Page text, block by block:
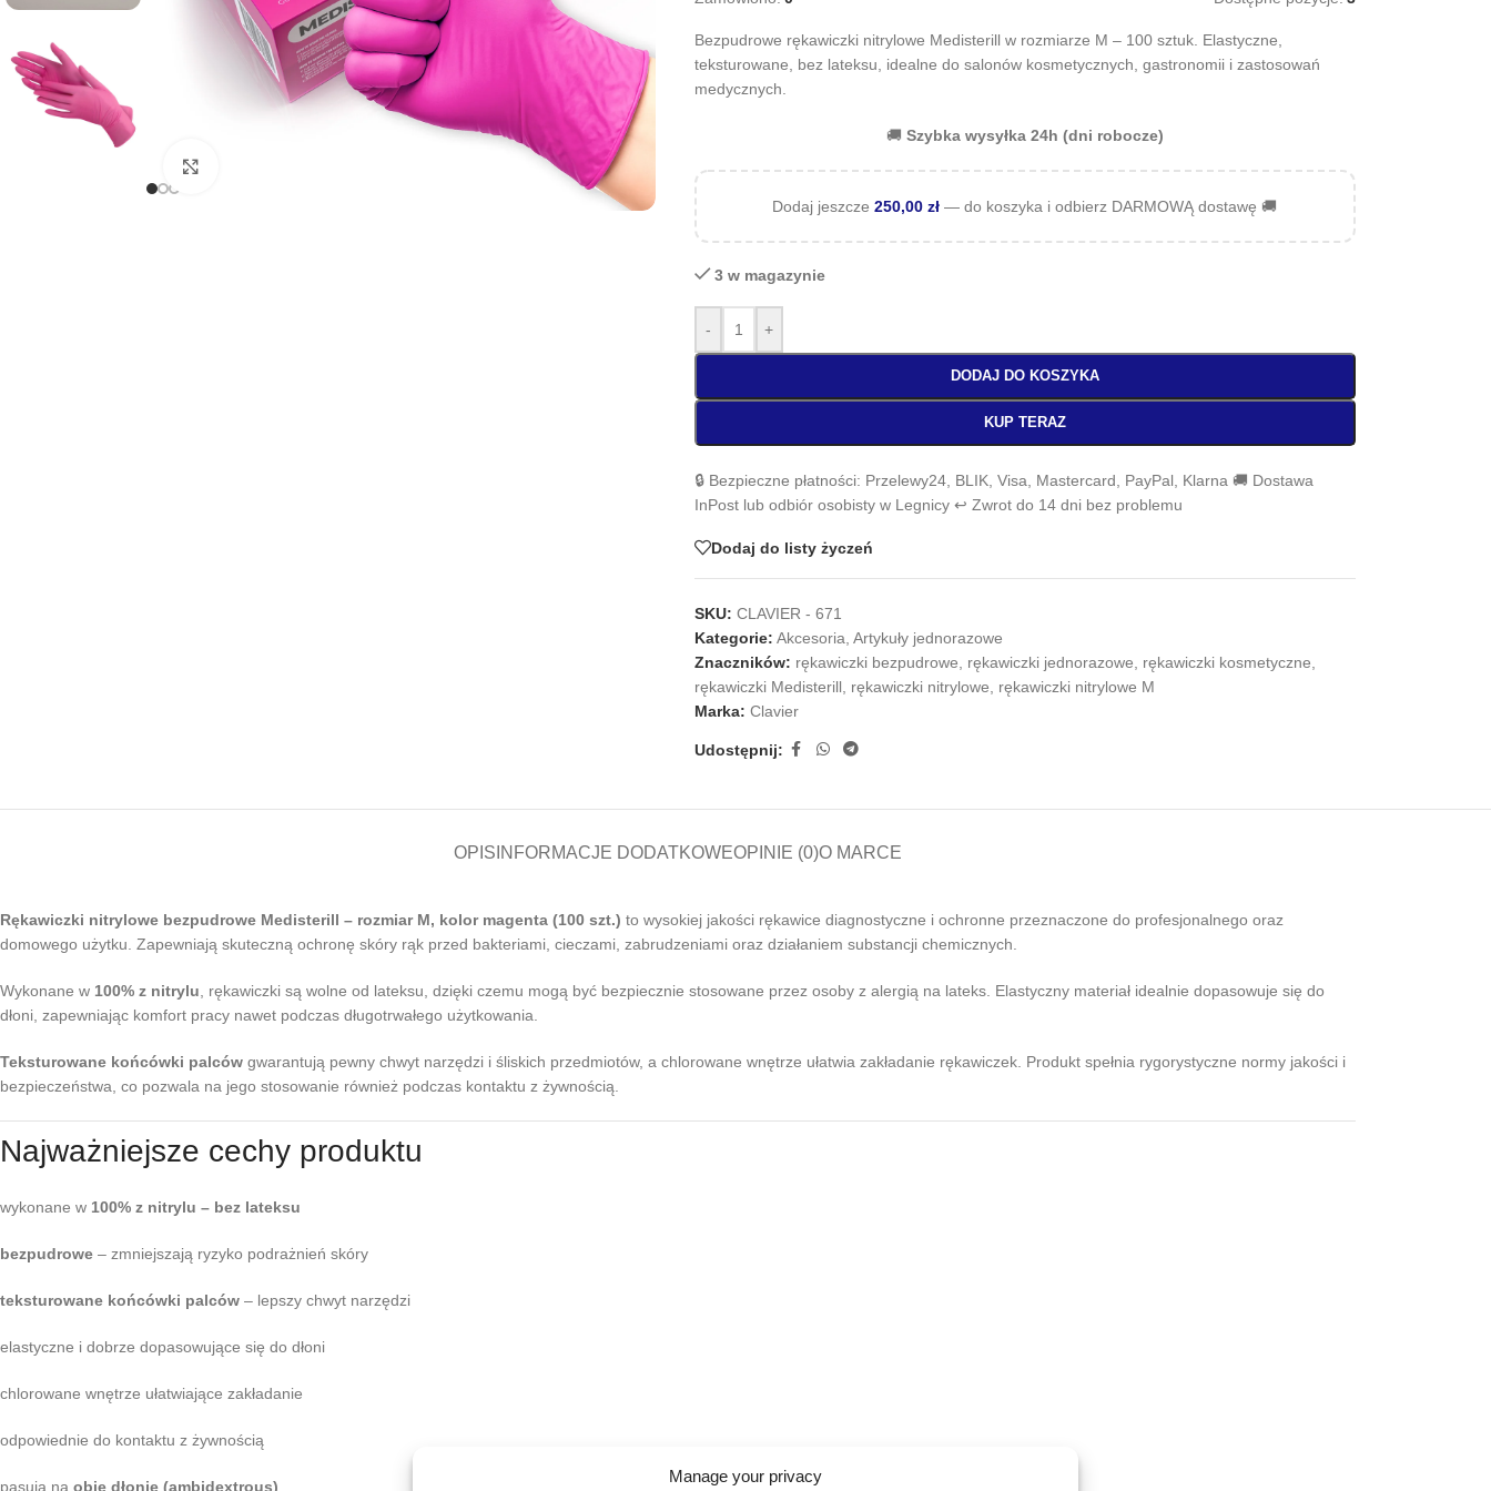
Manage your privacy
Bezpudrowe rękawiczki nitrylowe Medisterill w rozmiarze M – 100 sztuk. Elastyczne,
teksturowane, bez lateksu, idealne do salonów kosmetycznych, gastronomii i zastosowań
medycznych.
🚚 Szybka wysyłka 24h (dni robocze)
Dodaj jeszcze250,00zł — do koszyka i odbierz DARMOWĄ dostawę 🚚
3 w magazynie
- +
DODAJ DO KOSZYKA
KUP TERAZ
🔒 Bezpieczne płatności: Przelewy24, BLIK, Visa, Mastercard, PayPal, Klarna 🚚 Dostawa
InPost lub odbiór osobisty w Legnicy ↩️ Zwrot do 14 dni bez problemu
Dodaj do listy życzeń
SKU: CLAVIER - 671
Kategorie: Akcesoria, Artykuły jednorazowe
Znaczników: rękawiczki bezpudrowe, rękawiczki jednorazowe, rękawiczki kosmetyczne,
rękawiczki Medisterill, rękawiczki nitrylowe, rękawiczki nitrylowe M
Marka: Clavier
Udostępnij:
OPIS INFORMACJE DODATKOWEOPINIE (0)O MARCE
Rękawiczki nitrylowe bezpudrowe Medisterill – rozmiar M, kolor magenta (100 szt.) to wysokiej jakości rękawice diagnostyczne i ochronne przeznaczone do profesjonalnego oraz
domowego użytku. Zapewniają skuteczną ochronę skóry rąk przed bakteriami, cieczami, zabrudzeniami oraz działaniem substancji chemicznych.
Wykonane w 100% z nitrylu, rękawiczki są wolne od lateksu, dzięki czemu mogą być bezpiecznie stosowane przez osoby z alergią na lateks. Elastyczny materiał idealnie dopasowuje się do
dłoni, zapewniając komfort pracy nawet podczas długotrwałego użytkowania.
Teksturowane końcówki palców gwarantują pewny chwyt narzędzi i śliskich przedmiotów, a chlorowane wnętrze ułatwia zakładanie rękawiczek. Produkt spełnia rygorystyczne normy jakości i
bezpieczeństwa, co pozwala na jego stosowanie również podczas kontaktu z żywnością.
Najważniejsze cechy produktu
wykonane w 100% z nitrylu – bez lateksu
bezpudrowe – zmniejszają ryzyko podrażnień skóry
teksturowane końcówki palców – lepszy chwyt narzędzi
elastyczne i dobrze dopasowujące się do dłoni
chlorowane wnętrze ułatwiające zakładanie
odpowiednie do kontaktu z żywnością
pasują na obie dłonie (ambidextrous)